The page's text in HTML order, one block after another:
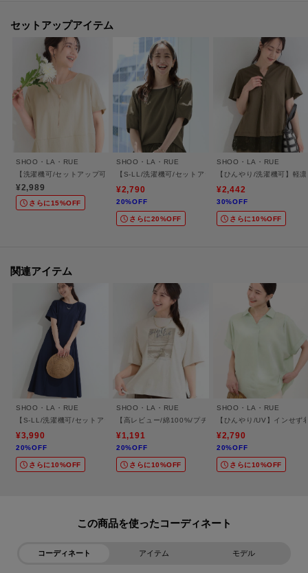
・夏場の仕事用に購入しました。
伸縮性があり動きやすい。走り回る職種なのでありがたい。あと、とって
も涼しいです。
(身長:154㎝ 体型:ふっくら トープの40(Lショート)サイズ購入)
・ショート丈を購入。低身長でワイドパンツは似合わないと思っていました
がこちらのパンツは綺麗に見えて長さもぴったり。
何より楽で色違いで2枚購入しました。
(身長:152㎝ 体型:普通 トープの38(Mショート)サイズ購入)
・お店でLLとLを穿き比べました。
お腹の窮屈感は差がなかったですが、ゆったりの方にしました。
自宅に届き、色もよいと思いました。サラサラしています。
・身長が低いので、お直しせずに着られるのはうれしい。
ウエストゴムでらくちんだけど、セットアップで着ると仕事にも着ていけ
るので、とくにこれからの季節、出張時に活躍しそうです。
(身長:152㎝ 体型:ふっくら トープの40(Lショート)サイズ購入)
・以前ネイビーを購入して、ブラックが欲しかったので購入しました。
身長が低いので、選べる丈は本当にたすかります。
真夏でも涼しい素材で、洗濯をしても傷みにくいです。色んなトップスと
も相性抜群です。
(身長:147㎝ 体型:普通 ブラックの36(Sショート)サイズ購入)
効いているので問題なかったです。
すごく動きやすいので色違いもリピートしたいです。
(身長:153㎝ 体型:ふっくら チャコールグレーのMサイズ購入)
触れた瞬間にひんやりする「接触冷感」の機能に、
セットアップアイテム
SHOO・LA・RUE
【洗濯機可/セットアップ可】軽凛(かろりん) シンプル上品 ひんやり切替コクーントッ
¥2,989
さらに15%OFF
SHOO・LA・RUE
【S-LL/洗濯機可/セットアップ可】軽凛(かろりん) ひん
¥2,790
20%OFF
さらに20%OFF
SHOO・LA・RUE
【ひんやり/洗濯機可】軽
¥2,442
30%OFF
さらに10%OFF
関連アイテム
SHOO・LA・RUE
【S-LL/洗濯機可/セットアップ可】軽凛(かろりん) ひんやり切替ワンピース
¥3,990
20%OFF
さらに10%OFF
SHOO・LA・RUE
【高レビュー/綿100%/プチプラ】選べる3柄 大人のため
¥1,191
20%OFF
さらに10%OFF
SHOO・LA・RUE
【ひんやり/UV】インせ
¥2,790
20%OFF
さらに10%OFF
この商品を使った
コーディネート アイテム モデル